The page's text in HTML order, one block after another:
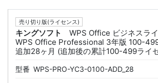
売り切り版(ライセンス)
キングソフト
WPS Office ビジネスラ
WPS Office Professional 3年版 100-
追加28ヶ月 (追加後の累計100-499ライ
型番 WPS-PRO-YC3-0100-ADD_28